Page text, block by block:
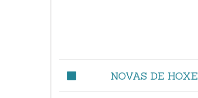
NOVAS DE HOXE